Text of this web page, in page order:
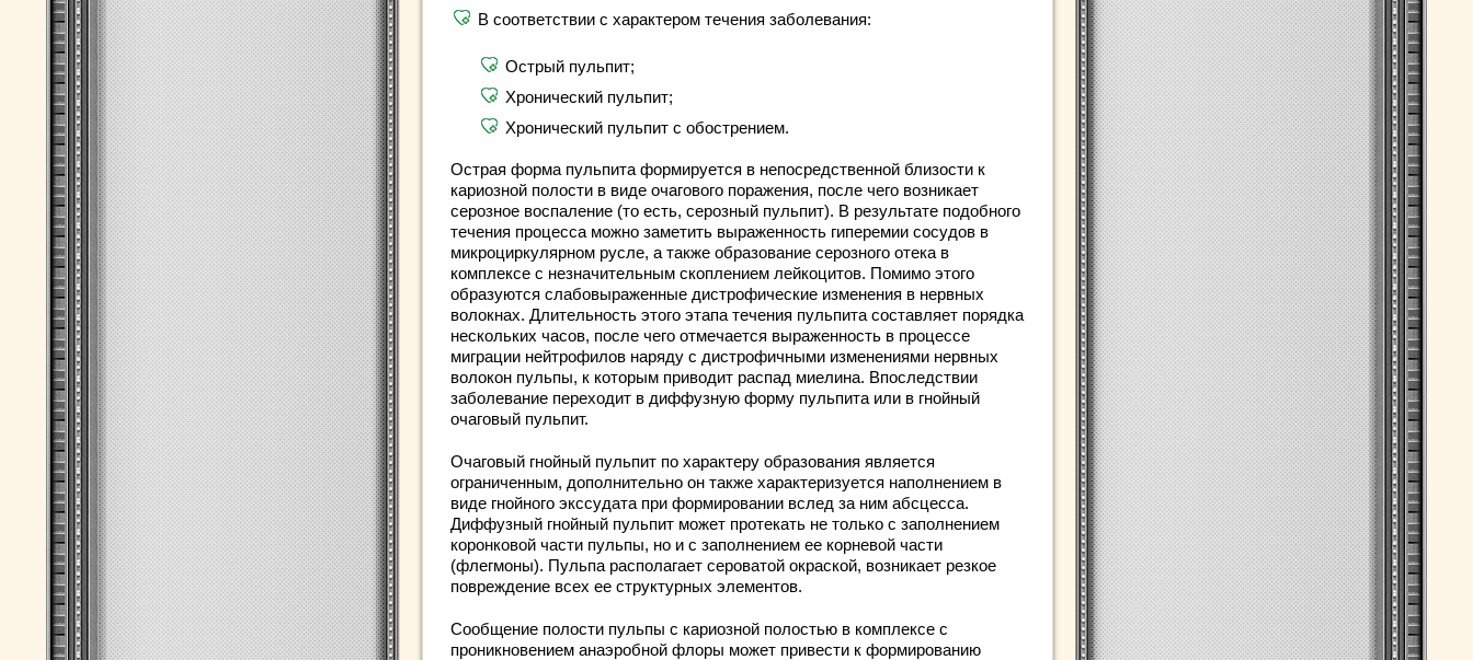
В соответствии с характером течения заболевания:
Острый пульпит;
Хронический пульпит;
Хронический пульпит с обострением.
Острая форма пульпита формируется в непосредственной близости к
кариозной полости в виде очагового поражения, после чего возникает
серозное воспаление (то есть, серозный пульпит). В результате подобного
течения процесса можно заметить выраженность гиперемии сосудов в
микроциркулярном русле, а также образование серозного отека в
комплексе с незначительным скоплением лейкоцитов. Помимо этого
образуются слабовыраженные дистрофические изменения в нервных
волокнах. Длительность этого этапа течения пульпита составляет порядка
нескольких часов, после чего отмечается выраженность в процессе
миграции нейтрофилов наряду с дистрофичными изменениями нервных
волокон пульпы, к которым приводит распад миелина. Впоследствии
заболевание переходит в диффузную форму пульпита или в гнойный
очаговый пульпит.
Очаговый гнойный пульпит по характеру образования является
ограниченным, дополнительно он также характеризуется наполнением в
виде гнойного экссудата при формировании вслед за ним абсцесса.
Диффузный гнойный пульпит может протекать не только с заполнением
коронковой части пульпы, но и с заполнением ее корневой части
(флегмоны). Пульпа располагает сероватой окраской, возникает резкое
повреждение всех ее структурных элементов.
Сообщение полости пульпы с кариозной полостью в комплексе с
проникновением анаэробной флоры может привести к формированию